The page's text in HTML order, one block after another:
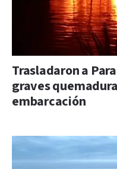
Trasladaron a
graves
embarcación